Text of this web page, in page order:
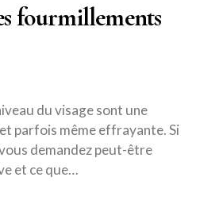
fourmillements
du visage sont une
parfois même effrayante. Si
demandez peut-être
et ce que…